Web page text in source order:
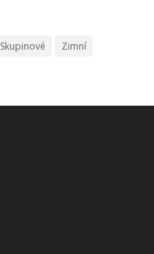
Skupinové Zimní